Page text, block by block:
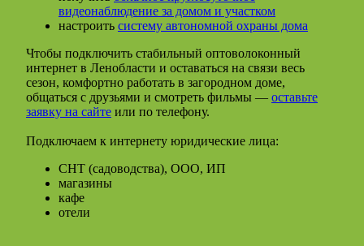
видеонаблюдение за домом и участком
настроить систему автономной охраны дома
Чтобы подключить стабильный оптоволоконный
интернет в Ленобласти и оставаться на связи весь
сезон, комфортно работать в загородном доме,
общаться с друзьями и смотреть фильмы — оставьте
заявку на сайте или по телефону.
Подключаем к интернету юридические лица:
СНТ (садоводства), ООО, ИП
магазины
кафе
отели